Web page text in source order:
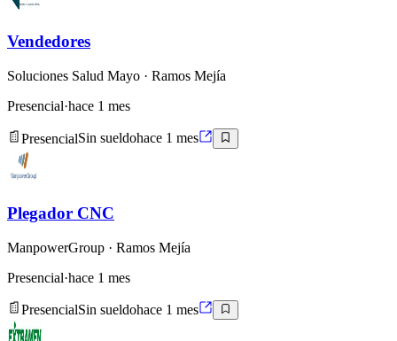
Vendedores
Soluciones Salud Mayo · Ramos Mejía
Presencial·hace 1 mes
PresencialSin sueldohace 1 mes
Plegador CNC
ManpowerGroup · Ramos Mejía
Presencial·hace 1 mes
PresencialSin sueldohace 1 mes